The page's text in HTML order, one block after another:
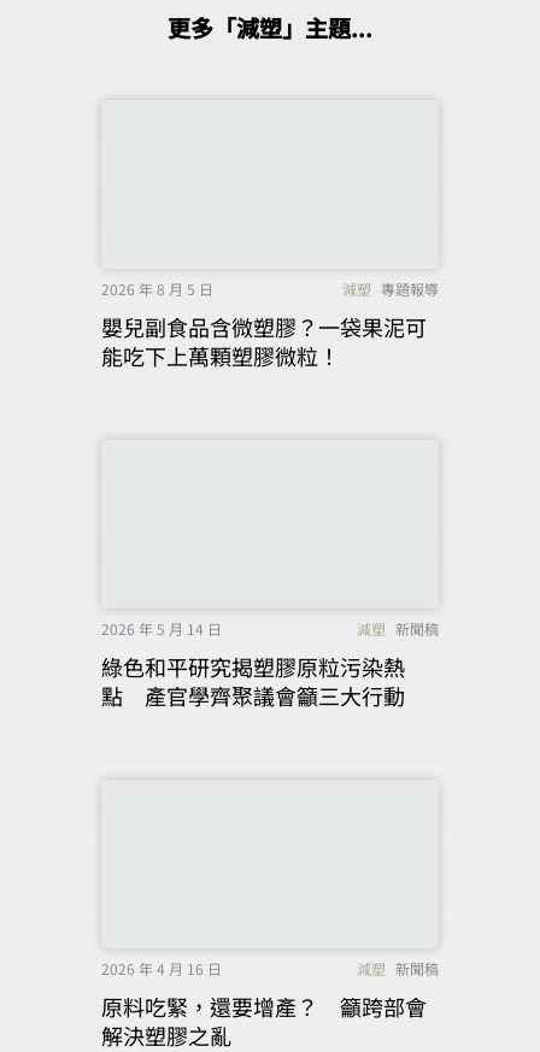
更多「減塑」主題...
2026 年 8 月 5 日 減塑 專題報導
嬰兒副食品含微塑膠？一袋果泥可
能吃下上萬顆塑膠微粒！
2026 年 5 月 14 日 減塑 新聞稿
綠色和平研究揭塑膠原粒污染熱
點 產官學齊聚議會籲三大行動
2026 年 4 月 16 日 減塑 新聞稿
原料吃緊，還要增產？ 籲跨部會
解決塑膠之亂